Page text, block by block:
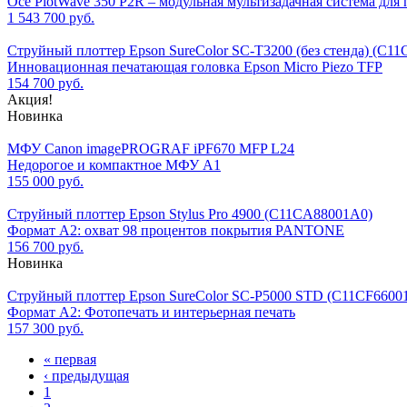
1 543 700 руб.
Струйный плоттер Epson SureColor SC-T3200 (без стенда)
Инновационная печатающая головка Epson Micro Piezo TFP
154 700 руб.
Акция!
Новинка
МФУ Canon imagePROGRAF iPF670 MFP L24
Недорогое и компактное МФУ А1
155 000 руб.
Струйный плоттер Epson Stylus Pro 4900 (C11CA88001A0)
Формат А2: охват 98 процентов покрытия PANTONE
156 700 руб.
Новинка
Струйный плоттер Epson SureColor SC-P5000 STD
Формат А2: Фотопечать и интерьерная печать
157 300 руб.
« первая
‹ предыдущая
1